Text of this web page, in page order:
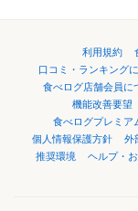
利用規約
口コミ・ランキング
食べログ店舗会員に
機能改善要望
食べログプレミア
個人情報保護方針
外
推奨環境
ヘルプ・